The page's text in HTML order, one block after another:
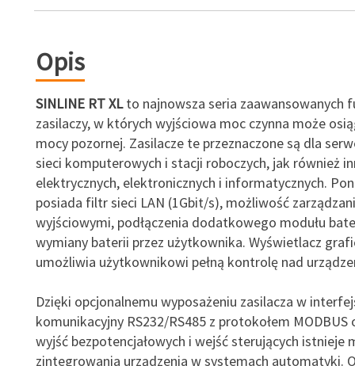
Opis
SINLINE RT XLto najnowsza seria zaawansowanych
zasilaczy, w których wyjściowa moc czynna może
mocy pozornej. Zasilacze te przeznaczone są dla
sieci komputerowych i stacji roboczych, jak również
elektrycznych, elektronicznych i informatycznych.
posiada filtr sieci LAN (1Gbit/s), możliwość
wyjściowymi, podłączenia dodatkowego modułu
wymiany baterii przez użytkownika. Wyświetlacz
umożliwia użytkownikowi pełną kontrolę nad
Dzięki opcjonalnemu wyposażeniu zasilacza w
komunikacyjny RS232/RS485 z protokołem MODBUS
wyjść bezpotencjałowych i wejść sterujących istnieje
zintegrowania urządzenia w systemach automatyki.